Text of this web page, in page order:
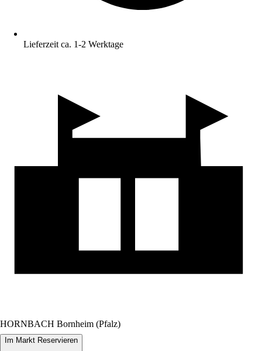
Lieferzeit ca. 1-2 Werktage
HORNBACH Bornheim (Pfalz)
Im Markt Reservieren